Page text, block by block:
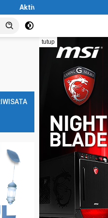
Krisis Air di Batam
tutup